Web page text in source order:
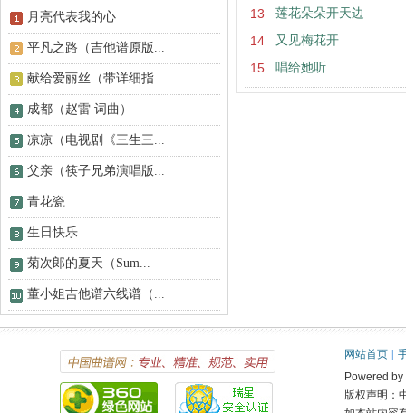
13 莲花朵朵开天边
14 又见梅花开
15 唱给她听
月亮代表我的心
平凡之路（吉他谱原版...
献给爱丽丝（带详细指...
成都（赵雷 词曲）
凉凉（电视剧《三生三...
父亲（筷子兄弟演唱版...
青花瓷
生日快乐
菊次郎的夏天（Sum...
董小姐吉他谱六线谱（...
网站首页
Powered
版权声明：